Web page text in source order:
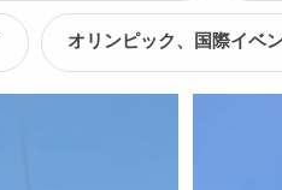
オリンピック、国際イベ